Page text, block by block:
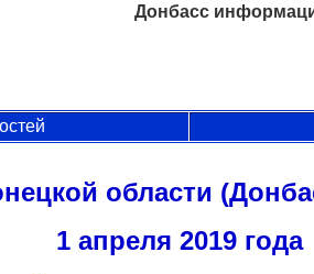
Донбасс
области
1 апреля 2019 года